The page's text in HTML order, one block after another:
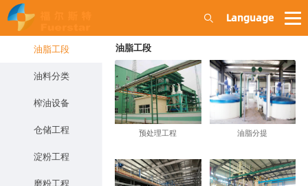
Language
油脂工段
油料分类
榨油设备
仓储工程
淀粉工程
磨粉工程
油脂工段
预处理工程 油脂分提